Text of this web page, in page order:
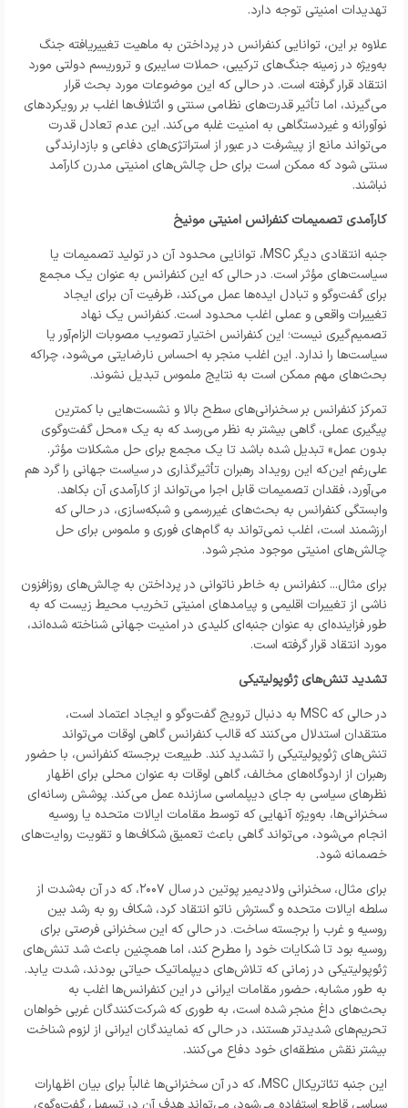
تهدیدات امنیتی توجه دارد.
علاوه بر این، توانایی کنفرانس در پرداختن به ماهیت تغییریافته جنگ
به‌ویژه در زمینه جنگ‌های ترکیبی، حملات سایبری و تروریسم دولتی مورد
انتقاد قرار گرفته است. در حالی که این موضوعات مورد بحث قرار
می‌گیرند، اما تأثیر قدرت‌های نظامی سنتی و ائتلاف‌ها اغلب بر رویکرد‌های
نوآورانه و غیردستگاهی به امنیت غلبه می‌کند. این عدم تعادل قدرت
می‌تواند مانع از پیشرفت در عبور از استراتژی‌های دفاعی و بازدارندگی
سنتی شود که ممکن است برای حل چالش‌های امنیتی مدرن کارآمد
نباشند.
کارآمدی تصمیمات کنفرانس امنیتی مونیخ
جنبه انتقادی دیگر MSC، توانایی محدود آن در تولید تصمیمات یا
سیاست‌های مؤثر است. در حالی که این کنفرانس به عنوان یک مجمع
برای گفت‌و‌گو و تبادل ایده‌ها عمل می‌کند، ظرفیت آن برای ایجاد
تغییرات واقعی و عملی اغلب محدود است. کنفرانس یک نهاد
تصمیم‌گیری نیست؛ این کنفرانس اختیار تصویب مصوبات الزام‌آور یا
سیاست‌ها را ندارد. این اغلب منجر به احساس نارضایتی می‌شود، چراکه
بحث‌های مهم ممکن است به نتایج ملموس تبدیل نشوند.
تمرکز کنفرانس بر سخنرانی‌های سطح بالا و نشست‌هایی با کمترین
پیگیری عملی، گاهی بیشتر به نظر می‌رسد که به یک «محل گفت‌وگوی
بدون عمل» تبدیل شده باشد تا یک مجمع برای حل مشکلات مؤثر.
علی‌رغم این‌که این رویداد رهبران تأثیرگذاری در سیاست جهانی را گرد هم
می‌آورد، فقدان تصمیمات قابل اجرا می‌تواند از کارآمدی آن بکاهد.
وابستگی کنفرانس به بحث‌های غیررسمی و شبکه‌سازی، در حالی که
ارزشمند است، اغلب نمی‌تواند به گام‌های فوری و ملموس برای حل
چالش‌های امنیتی موجود منجر شود.
برای مثال... کنفرانس به خاطر ناتوانی در پرداختن به چالش‌های روزافزون
ناشی از تغییرات اقلیمی و پیامد‌های امنیتی تخریب محیط زیست که به
طور فزاینده‌ای به عنوان جنبه‌ای کلیدی در امنیت جهانی شناخته شده‌اند،
مورد انتقاد قرار گرفته است.
تشدید تنش‌های ژئوپولیتیکی
در حالی که MSC به دنبال ترویج گفت‌و‌گو و ایجاد اعتماد است،
منتقدان استدلال می‌کنند که قالب کنفرانس گاهی اوقات می‌تواند
تنش‌های ژئوپولیتیکی را تشدید کند. طبیعت برجسته کنفرانس، با حضور
رهبران از اردوگاه‌های مخالف، گاهی اوقات به عنوان محلی برای اظهار
نظر‌های سیاسی به جای دیپلماسی سازنده عمل می‌کند. پوشش رسانه‌ای
سخنرانی‌ها، به‌ویژه آنهایی که توسط مقامات ایالات متحده یا روسیه
انجام می‌شود، می‌تواند گاهی باعث تعمیق شکاف‌ها و تقویت روایت‌های
خصمانه شود.
برای مثال، سخنرانی ولادیمیر پوتین در سال ۲۰۰۷، که در آن به‌شدت از
سلطه ایالات متحده و گسترش ناتو انتقاد کرد، شکاف رو به رشد بین
روسیه و غرب را برجسته ساخت. در حالی که این سخنرانی فرصتی برای
روسیه بود تا شکایات خود را مطرح کند، اما همچنین باعث شد تنش‌های
ژئوپولیتیکی در زمانی که تلاش‌های دیپلماتیک حیاتی بودند، شدت یابد.
به طور مشابه، حضور مقامات ایرانی در این کنفرانس‌ها اغلب به
بحث‌های داغ منجر شده است، به طوری که شرکت‌کنندگان غربی خواهان
تحریم‌های شدیدتر هستند، در حالی که نمایندگان ایرانی از لزوم شناخت
بیشتر نقش منطقه‌ای خود دفاع می‌کنند.
این جنبه تئاتریکال MSC، که در آن سخنرانی‌ها غالباً برای بیان اظهارات